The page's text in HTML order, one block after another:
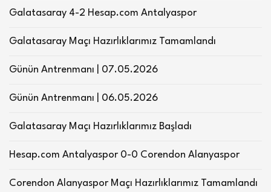
Galatasaray 4-2 Hesap.com Antalyaspor
Galatasaray Maçı Hazırlıklarımız Tamamlandı
Günün Antrenmanı | 07.05.2026
Günün Antrenmanı | 06.05.2026
Galatasaray Maçı Hazırlıklarımız Başladı
Hesap.com Antalyaspor 0-0 Corendon Alanyaspor
Corendon Alanyaspor Maçı Hazırlıklarımız Tamamlandı